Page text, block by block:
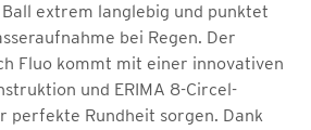
extrem langlebig und punktet
bei Regen. Der
Fluo kommt mit einer innovativen
und ERIMA 8-Circel-
perfekte Rundheit sorgen. Dank